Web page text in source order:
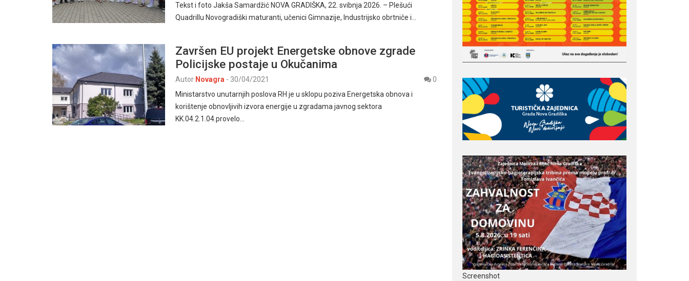
Tekst i foto Jakša Samardžić NOVA GRADIŠKA, 22. svibnja 2026. – Plešući
Quadrillu Novogradiški maturanti, učenici Gimnazije, Industrijsko obrtniče i…
Završen EU projekt Energetske obnove zgrade
Policijske postaje u Okučanima
Autor Novagra - 30/04/2021
0
Ministarstvo unutarnjih poslova RH je u sklopu poziva Energetska obnova i
korištenje obnovljivih izvora energije u zgradama javnog sektora
KK.04.2.1.04.provelo…
Screenshot